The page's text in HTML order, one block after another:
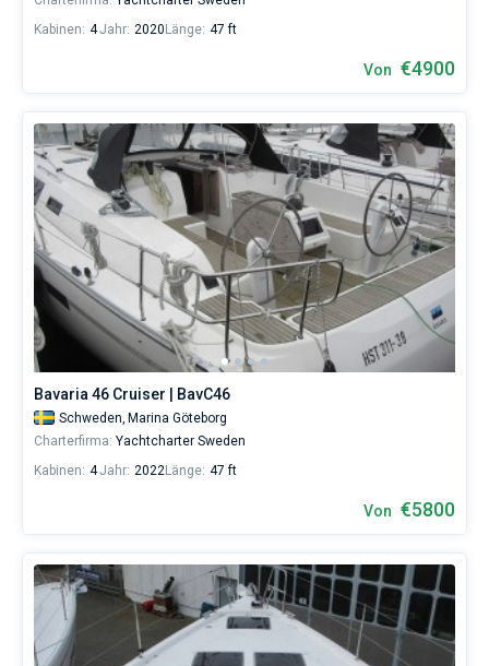
Kabinen: 4Jahr: 2020 Länge: 47 ft
Von €4900
Bavaria 46 Cruiser | BavC46
Schweden, Marina Göteborg
Charterfirma: Yachtcharter Sweden
Kabinen: 4Jahr: 2022Länge: 47 ft
Von €5800